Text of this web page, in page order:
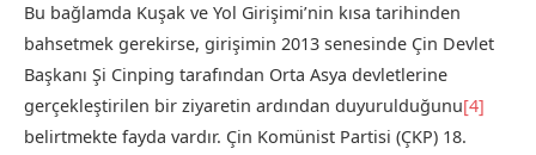
Bu bağlamda Kuşak ve Yol Girişimi’nin kısa tarihinden
bahsetmek gerekirse, girişimin 2013 senesinde Çin Devlet
Başkanı Şi Cinping tarafından Orta Asya devletlerine
gerçekleştirilen bir ziyaretin ardından duyurulduğunu[4]
belirtmekte fayda vardır. Çin Komünist Partisi (ÇKP) 18.